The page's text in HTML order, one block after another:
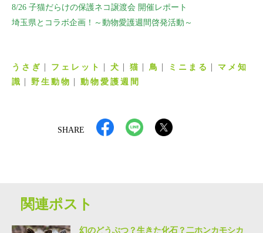
8/26 子猫だらけの保護ネコ譲渡会 開催レポート
埼玉県とコラボ企画！～動物愛護週間啓発活動～
うさぎ フェレット 犬 猫 鳥 ミニまる
マメ知
識
野生動物 動物愛護週間
SHARE
関連ポスト
幻のどうぶつ？生きた化石？二ホンカモシカ